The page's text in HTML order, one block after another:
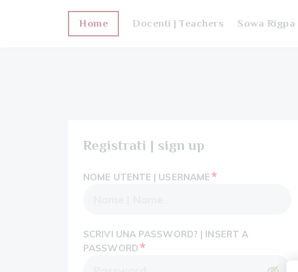
Home Docenti | Teachers Sowa Rigpa
Registrati | sign up
NOME UTENTE | USERNAME*
SCRIVI UNA PASSWORD? | INSERT A
PASSWORD*